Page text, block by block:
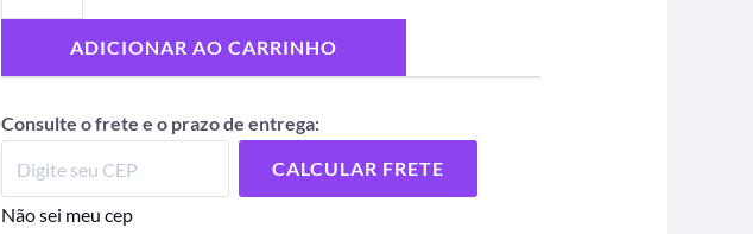
ADICIONAR AO CARRINHO
Consulte o frete e o prazo de entrega:
CALCULAR FRETE
Não sei meu cep